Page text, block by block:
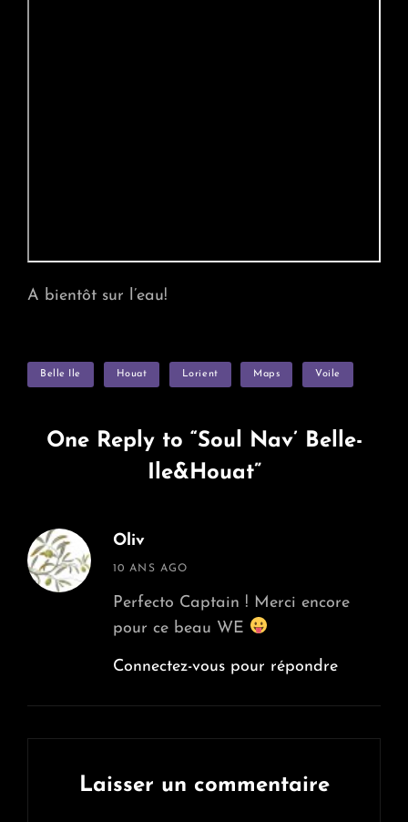
A bientôt sur l’eau!
TAGS
Belle Ile Houat Lorient Maps Voile
One Reply to “Soul Nav’ Belle-
Ile&Houat”
Oliv
says:
10 ANS AGO
Perfecto Captain ! Merci encore
pour ce beau WE
Connectez-vous pour répondre
Laisser un commentaire